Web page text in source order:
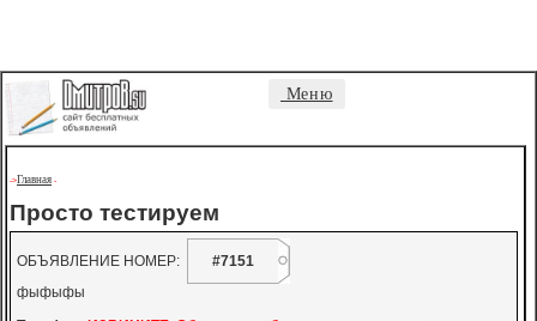
Меню
->Главная -
Просто тестируем
ОБЪЯВЛЕНИЕ НОМЕР:
#7151
фыфыфы